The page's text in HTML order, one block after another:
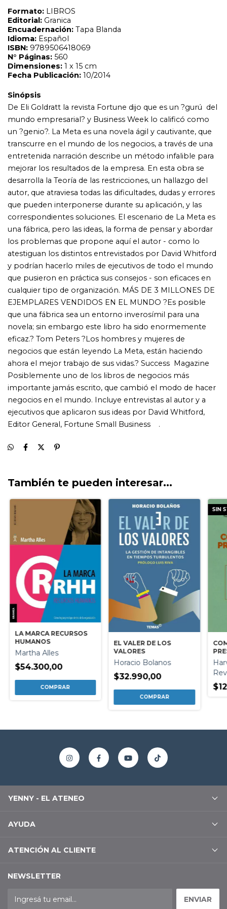
entretenida narración describe un método infalible para
mejorar los resultados de la empresa. En esta obra se
desarrolla la Teoría de las restricciones, un hallazgo del
autor, que atraviesa todas las dificultades, dudas y errores
que pueden interponerse durante su aplicación, y las
correspondientes soluciones. El escenario de La Meta es
una fábrica, pero las ideas, la forma de pensar y abordar
atestiguan los distintos entrevistados por David Whitford
y podrían hacerlo miles de ejecutivos de todo el mundo
que pusieron en práctica sus consejos - son eficaces en
cualquier tipo de organización. MÁS DE 3 MILLONES DE
EJEMPLARES VENDIDOS EN EL MUNDO ?Es posible
que una fábrica sea un entorno inverosímil para una
novela; sin embargo este libro ha sido enormemente
eficaz.? Tom Peters ?Los hombres y mujeres de
negocios que están leyendo La Meta, están haciendo
ahora el mejor trabajo de sus vidas.? Success Magazine
Posiblemente uno de los libros de negocios más
importante jamás escrito, que cambió el modo de hacer
negocios en el mundo. Incluye entrevistas al autor y a
ejecutivos que aplicaron sus ideas por David Whitford,
Editor General, Fortune Small Business .
También te pueden interesar...
LA MARCA RECURSOS
HUMANOS
Martha Alles
$54.300,00
EL VALER DE LOS
VALORES
Horacio Bolanos
$32.990,00
SIN
YENNY - EL ATENEO
AYUDA
ATENCIÓN AL CLIENTE
NEWSLETTER